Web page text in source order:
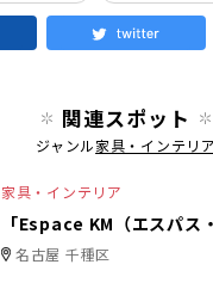
関連スポット
ジャンル家具・インテリア
家具・インテリア
「Espace KM（エスパス
名古屋 千種区